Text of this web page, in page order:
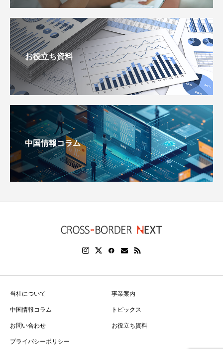
お役立ち資料
中国情報コラム
当社について 事業案内
中国情報コラム トピックス
お問い合わせ お役立ち資料
プライバシーポリシー